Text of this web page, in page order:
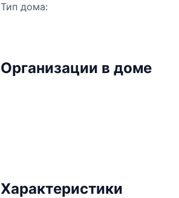
Тип дома:
Организации в доме
Характеристики